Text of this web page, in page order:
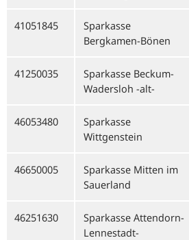
41051845
Sparkasse
Bergkamen-Bönen
41250035
Sparkasse Beckum-
Wadersloh -alt-
46053480
Sparkasse
Wittgenstein
46650005
Sparkasse Mitten im
Sauerland
46251630
Sparkasse Attendorn-
Lennestadt-